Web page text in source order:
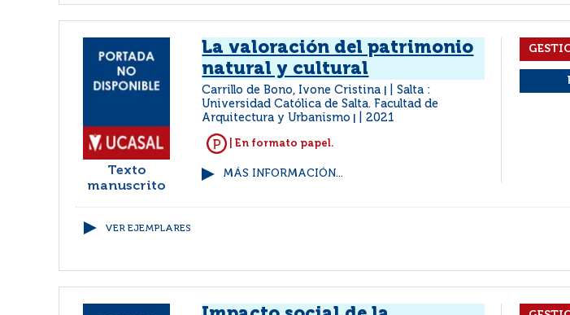
Texto
manuscrito
La valoración del patrimonio
natural y cultural
Carrillo de Bono, Ivone Cristina
Salta :
Universidad Católica de Salta. Facultad de
Arquitectura y Urbanismo
2021
| En formato papel.
MÁS INFORMACIÓN...
VER EJEMPLARES